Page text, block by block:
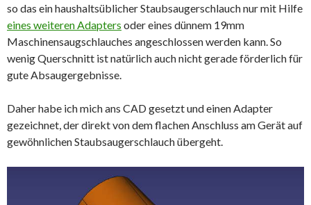
so das ein haushaltsüblicher Staubsaugerschlauch nur mit Hilfe
eines weiteren Adapters oder eines dünnem 19mm
Maschinensaugschlauches angeschlossen werden kann. So
wenig Querschnitt ist natürlich auch nicht gerade förderlich für
gute Absaugergebnisse.
Daher habe ich mich ans CAD gesetzt und einen Adapter
gezeichnet, der direkt von dem flachen Anschluss am Gerät auf
gewöhnlichen Staubsaugerschlauch übergeht.